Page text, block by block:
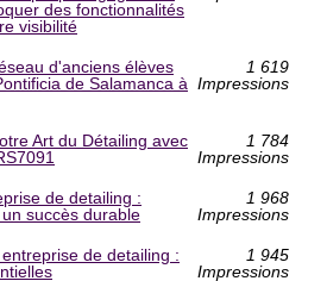
des fonctionnalités
visibilité
d'anciens élèves
de Salamanca à
1 619
Impressions
Art du Détailing avec
1 784
Impressions
de detailing :
succès durable
1 968
Impressions
de detailing :
1 945
Impressions